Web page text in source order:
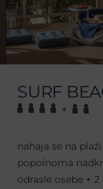
SURF
+
nahaja se na
popolnoma
odrasle osebe +